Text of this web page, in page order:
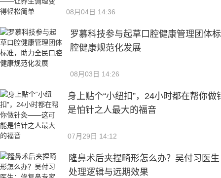
08月04日 14:36
罗慕科技参与起草口腔健康管理团体
腔健康规范化发展
08月03日 14:26
身上贴个“小纽扣”，24小时都在帮你
是怕针之人最大的福音
07月29日 14:12
隆鼻术后夹捏畸形怎么办？吴付习医
处理逻辑与远期效果